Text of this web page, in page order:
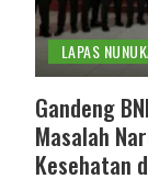
LAPAS
Gandeng
Masalah
Kesehatan